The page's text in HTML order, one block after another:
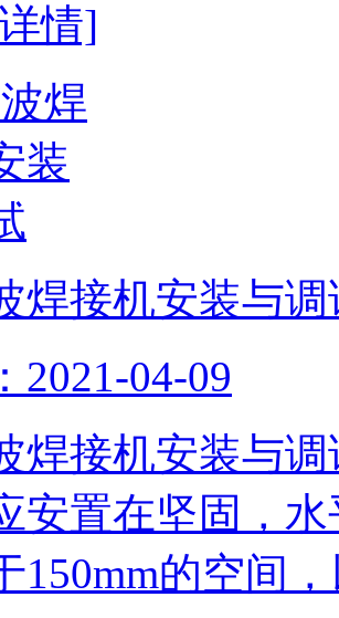
情]
焊接机安装与调
2021-04-09
焊接机安装与
安置在坚固，
150mm的空间